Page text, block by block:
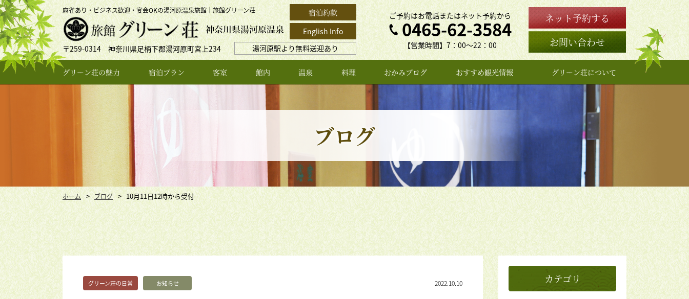
麻雀あり・ビジネス歓迎・宴会OKの湯河原温泉旅館｜旅館グリーン荘
〒259-0314 神奈川県足柄下郡湯河原町宮上234 湯河原駅より無料送迎あり
宿泊約款
English Info
ご予約はお電話またはネット予約から
0465-62-3584
【営業時間】7：00〜22：00
ネット予約する
お問い合わせ
グリーン荘の魅力 宿泊プラン 客室 館内 温泉 料理 おかみブログ おすすめ観光情報 グリーン荘について
女将のプロフィール
よくある質問
アクセス
旅館概要
お問い合わせ
ブログ
ホーム ブログ 10月11日12時から受付
グリーン荘の日常 お知らせ 2022.10.10 カテゴリ